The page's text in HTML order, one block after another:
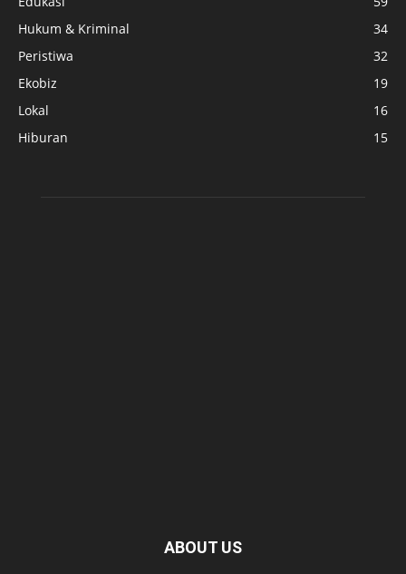
Hukum & Kriminal
34
Peristiwa
32
Ekobiz
19
Lokal
16
Hiburan
15
ABOUT US